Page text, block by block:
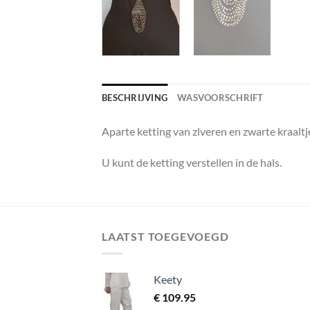
BESCHRIJVING WASVOORSCHRIFT
Aparte ketting van zlveren en zwarte
U kunt de ketting verstellen in de hals.
LAATST TOEGEVOEGD
Keety
€ 109.95